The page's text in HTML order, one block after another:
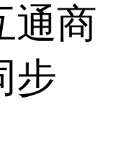
通商
步